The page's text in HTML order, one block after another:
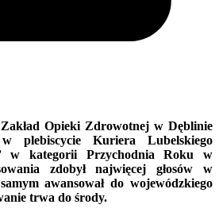
Opieki Zdrowotnej w Dęblinie
Kuriera Lubelskiego
w kategorii Przychodnia Roku w
zdobył najwięcej głosów w
awansował do wojewódzkiego
trwa do środy.